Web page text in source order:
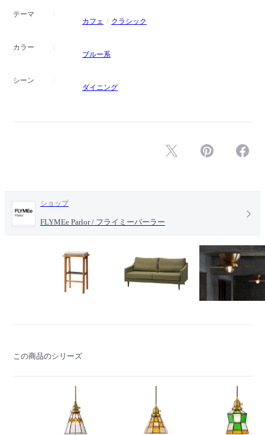
テーマ
カフェ
クラシック
カラー
ブルー系
シーン
ダイニング
ショップ
FLYMEe Parlor / フライミーパーラー
この商品のシリーズ